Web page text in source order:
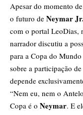
Apesar do momento
o futuro de Neymar Jr.
com o portal LeoDias,
narrador discutiu a
para a Copa do
sobre a participação de
depende
“Nem eu, nem o
Copa é o Neymar. E